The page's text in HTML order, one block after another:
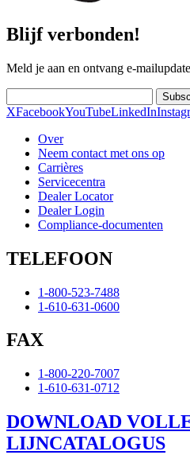
Blijf verbonden!
Meld je aan en ontvang e-
XFacebookYouTubeLinkedIn
Over
Neem contact met ons op
Carrières
Servicecentra
Dealer Locator
Dealer Login
Compliance-documenten
TELEFOON
1-800-523-7488
1-610-631-0600
FAX
1-800-220-7007
1-610-631-0712
DOWNLOAD
LIJNCATALOGUS